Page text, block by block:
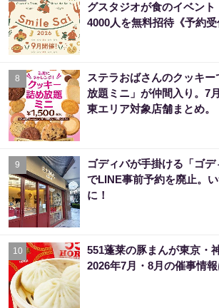
グスタジオが食のイベン
4000人を無料招待《予約受
8
ステラおばさんのクッキ
放題ミニ」が仲間入り。7
東エリア対象店舗まとめ。
9
ゴディバが手掛ける「ゴ
でLINE事前予約を廃止。
に！
10
551蓬莱の豚まんが東京・
2026年7月・8月の催事情報